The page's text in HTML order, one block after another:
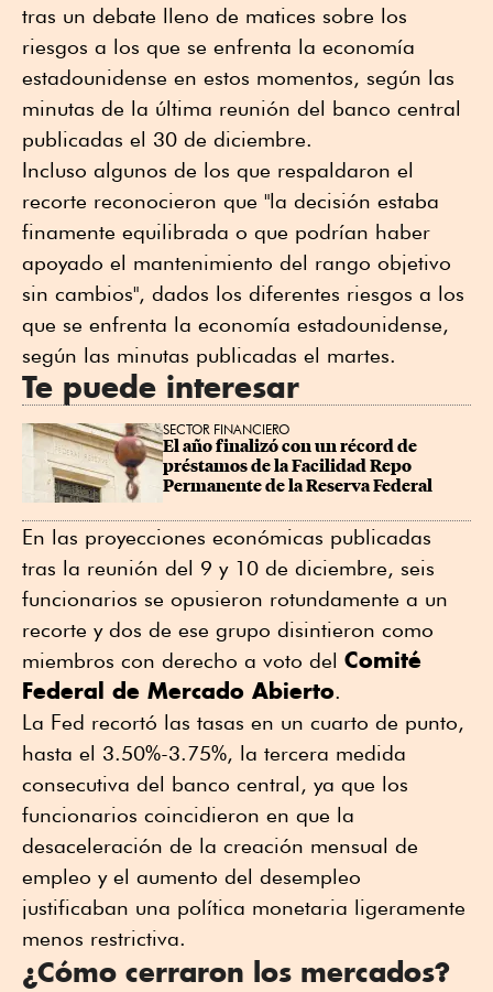
tras un debate lleno de matices sobre los
riesgos a los que se enfrenta la economía
estadounidense en estos momentos, según las
minutas de la última reunión del banco central
publicadas el 30 de diciembre.
Incluso algunos de los que respaldaron el
recorte reconocieron que "la decisión estaba
finamente equilibrada o que podrían haber
apoyado el mantenimiento del rango objetivo
sin cambios", dados los diferentes riesgos a los
que se enfrenta la economía estadounidense,
según las minutas publicadas el martes.
Te puede interesar
SECTOR FINANCIERO
El año finalizó con un récord de
préstamos de la Facilidad Repo
Permanente de la Reserva Federal
En las proyecciones económicas publicadas
tras la reunión del 9 y 10 de diciembre, seis
funcionarios se opusieron rotundamente a un
recorte y dos de ese grupo disintieron como
miembros con derecho a voto del Comité
Federal de Mercado Abierto.
La Fed recortó las tasas en un cuarto de punto,
hasta el 3.50%-3.75%, la tercera medida
consecutiva del banco central, ya que los
funcionarios coincidieron en que la
desaceleración de la creación mensual de
empleo y el aumento del desempleo
justificaban una política monetaria ligeramente
menos restrictiva.
¿Cómo cerraron los mercados?